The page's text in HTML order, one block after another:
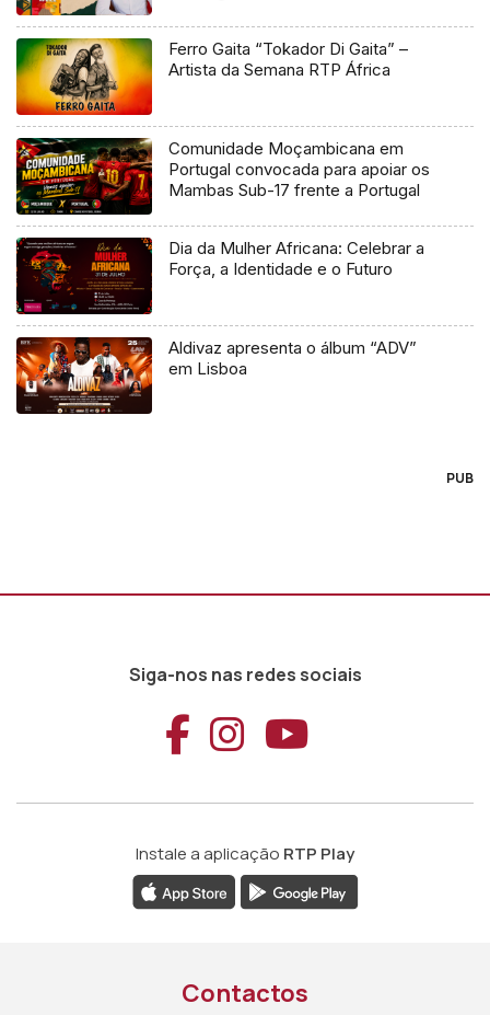
Ferro Gaita “Tokador Di Gaita” –
Artista da Semana RTP África
Comunidade Moçambicana em
Portugal convocada para apoiar os
Mambas Sub-17 frente a Portugal
Dia da Mulher Africana: Celebrar a
Força, a Identidade e o Futuro
Aldivaz apresenta o álbum “ADV”
em Lisboa
PUB
Siga-nos nas redes sociais
Aceder ao
Aceder ao
Aceder
Instale a aplicação RTP Play
Contactos